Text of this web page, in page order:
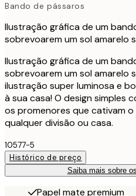
Bando de pássaros
Ilustração gráfica de um
sobrevoarem um sol amarelo
Ilustração gráfica de um
sobrevoarem um sol amarelo
ilustração super luminosa e
à sua casa! O design simples
os promenores que cativam
qualquer divisão ou casa.
10577-5
Histórico de preço
Saiba mais sobre
Papel mate premium